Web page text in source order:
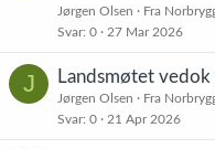
Jørgen Olsen
Fra
Svar 0 27 Mar 2026
J Landsmøtet
Jørgen Olsen
Fra
Svar 0 21 Apr 2026